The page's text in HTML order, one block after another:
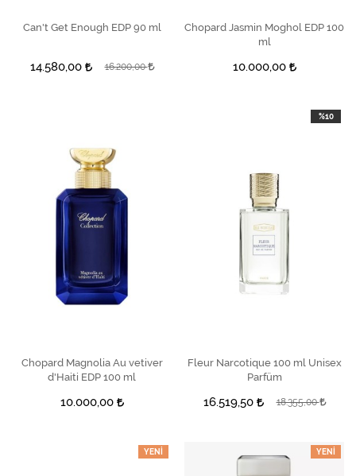
SEPETE EKLE
Can't Get Enough EDP 90 ml
14.580,00 16.200,00
SEPETE EKLE
Chopard Jasmin Moghol EDP 100
ml
10.000,00
SEPETE EKLE
Chopard Magnolia Au vetiver
d'Haiti EDP 100 ml
10.000,00
SEPETE EKLE
Fleur Narcotique 100 ml Unisex
Parfüm
16.519,50 18.355,00
%10
YENI YENI